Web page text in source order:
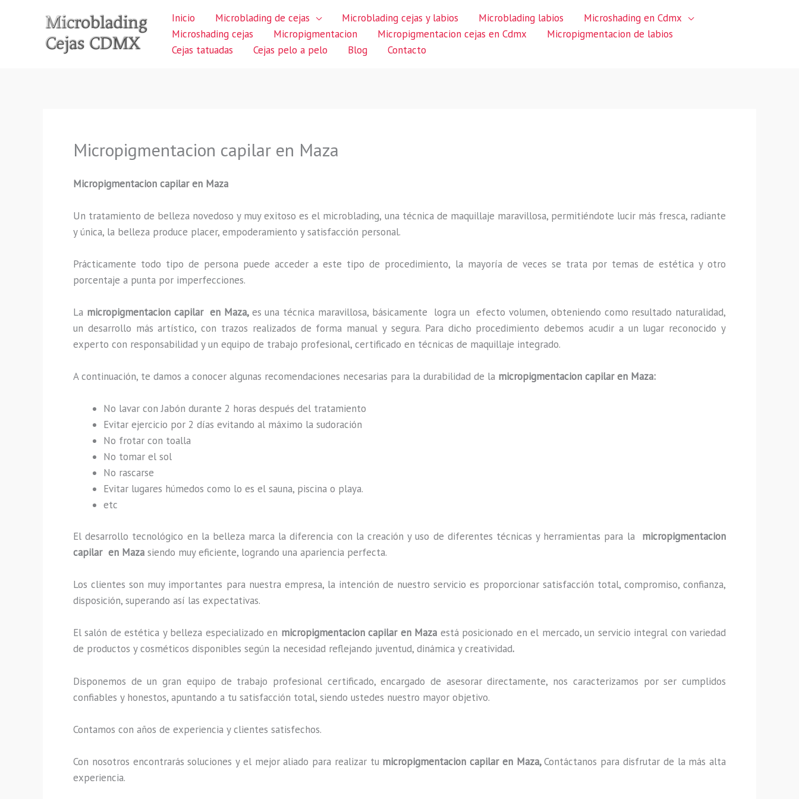
Inicio Microblading de cejas Microblading cejas y labios Microblading labios
Microshading en Cdmx
Microshading cejas
Micropigmentacion Micropigmentacion cejas en Cdmx
Micropigmentacion de labios
Cejas tatuadas
Cejas pelo a pelo Blog Contacto
Micropigmentacion capilar en Maza
Micropigmentacion capilar en Maza
Un tratamiento de belleza novedoso y muy exitoso es el microblading, una técnica de maquillaje maravillosa, permitiéndote lucir más fresca, radiante
y única, la belleza produce placer, empoderamiento y satisfacción personal.
Prácticamente todo tipo de persona puede acceder a este tipo de procedimiento, la mayoría de veces se trata por temas de estética y otro
porcentaje a punta por imperfecciones.
La micropigmentacion capilar en Maza, es una técnica maravillosa, básicamente logra un efecto volumen, obteniendo como resultado naturalidad,
un desarrollo más artístico, con trazos realizados de forma manual y segura. Para dicho procedimiento debemos acudir a un lugar reconocido y
experto con responsabilidad y un equipo de trabajo profesional, certificado en técnicas de maquillaje integrado.
A continuación, te damos a conocer algunas recomendaciones necesarias para la durabilidad de la micropigmentacion capilar en Maza:
No lavar con Jabón durante 2 horas después del tratamiento
Evitar ejercicio por 2 días evitando al máximo la sudoración
No frotar con toalla
No tomar el sol
No rascarse
Evitar lugares húmedos como lo es el sauna, piscina o playa.
etc
El desarrollo tecnológico en la belleza marca la diferencia con la creación y uso de diferentes técnicas y herramientas para la micropigmentacion
capilar en Maza siendo muy eficiente, logrando una apariencia perfecta.
Los clientes son muy importantes para nuestra empresa, la intención de nuestro servicio es proporcionar satisfacción total, compromiso, confianza,
disposición, superando así las expectativas.
El salón de estética y belleza especializado en micropigmentacion capilar en Maza está posicionado en el mercado, un servicio integral con variedad
de productos y cosméticos disponibles según la necesidad reflejando juventud, dinámica y creatividad.
Disponemos de un gran equipo de trabajo profesional certificado, encargado de asesorar directamente, nos caracterizamos por ser cumplidos
confiables y honestos, apuntando a tu satisfacción total, siendo ustedes nuestro mayor objetivo.
Contamos con años de experiencia y clientes satisfechos.
Con nosotros encontrarás soluciones y el mejor aliado para realizar tu micropigmentacion capilar en Maza,Contáctanos para disfrutar de la más alta
experiencia.